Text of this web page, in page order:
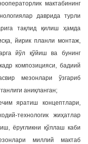
мактабининг
даврида турли
тақлид қилиш ҳамда
йирик планли монтаж,
йўл қўйиш ва бунинг
композицияси, бадиий
мезонлари ўзгариб
аниқланган;
яратиш концептлари,
технологик жиҳатлар
ёруғликни қўллаш каби
миллий мактаб